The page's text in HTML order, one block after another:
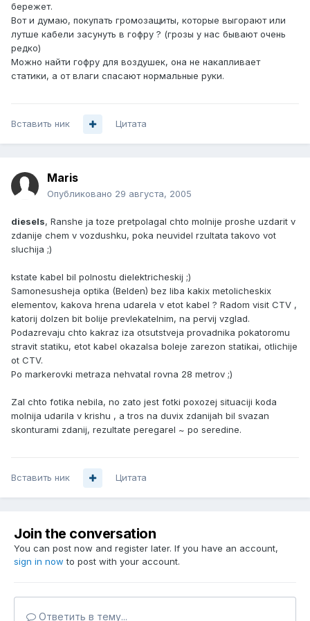
бережет.
Вот и думаю, покупать громозащиты, которые выгорают или
лутше кабели засунуть в гофру ? (грозы у нас бывают очень
редко)
Можно найти гофру для воздушек, она не накапливает
статики, а от влаги спасают нормальные руки.
Вставить ник Цитата
Maris
Опубликовано 29 августа, 2005
diesels, Ranshe ja toze pretpolagal chto molnije proshe uzdarit v
zdanije chem v vozdushku, poka neuvidel rzultata takovo vot
sluchija ;)
kstate kabel bil polnostu dielektricheskij ;)
Samonesusheja optika (Belden) bez liba kakix metolicheskix
elementov, kakova hrena udarela v etot kabel ? Radom visit CTV ,
katorij dolzen bit bolije prevlekatelnim, na pervij vzglad.
Podazrevaju chto kakraz iza otsutstveja provadnika pokatoromu
stravit statiku, etot kabel okazalsa boleje zarezon statikai, otlichije
ot CTV.
Po markerovki metraza nehvatal rovna 28 metrov ;)
Zal chto fotika nebila, no zato jest fotki poxozej situaciji koda
molnija udarila v krishu , a tros na duvix zdanijah bil svazan
skonturami zdanij, rezultate peregarel ~ po seredine.
Вставить ник Цитата
Join the conversation
You can post now and register later. If you have an account,
sign in now to post with your account.
Ответить в тему...